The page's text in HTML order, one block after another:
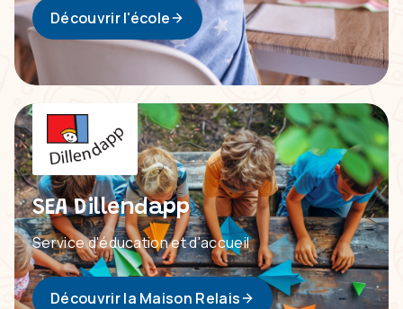
Découvrir l'école
SEA Dillendapp
Service d'éducation et d'accueil
Découvrir la Maison Relais